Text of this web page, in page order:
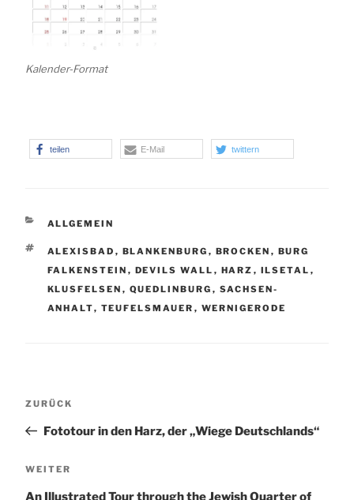
Kalender-Format
teilen E-Mail twittern
KATEGORIEN
ALLGEMEIN
SCHLAGWÖRTER
ALEXISBAD , BLANKENBURG , BROCKEN , BURG
FALKENSTEIN , DEVILS WALL , HARZ , ILSETAL ,
KLUSFELSEN , QUEDLINBURG , SACHSEN-
ANHALT, TEUFELSMAUER , WERNIGERODE
Vorheriger
ZURÜCK
Fototour in den Harz, der „Wiege Deutschlands“
Nächster
WEITER
An Illustrated Tour through the Jewish Quarter of